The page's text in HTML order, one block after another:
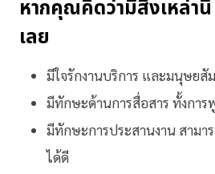
หากคุณคิดว่ามีสิ่งเหล่านี้
เลย
มีใจรักงานบริการ และมนุษย
มีทักษะด้านการสื่อสาร ทั้งการ
มีทักษะการประสานงาน สาม
ได้ดี